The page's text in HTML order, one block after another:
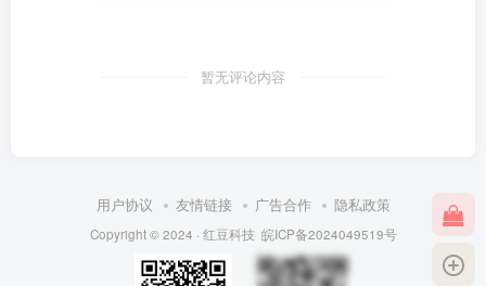
暂无评论内容
用户协议 友情链接 广告合作 隐私政策
Copyright © 2024 · 红豆科技 皖ICP备2024049519号